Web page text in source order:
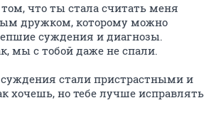
что ты стала считать меня
дружком, которому можно
суждения и диагнозы.
мы с тобой даже не спали.
суждения стали пристрастными и
хочешь, но тебе лучше исправлять